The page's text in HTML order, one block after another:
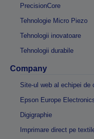
PrecisionCore
Tehnologie Micro Piezo
Tehnologii inovatoare
Tehnologii durabile
Company
Site-ul web al echipei de
Epson Europe
Digigraphie
Imprimare direct pe